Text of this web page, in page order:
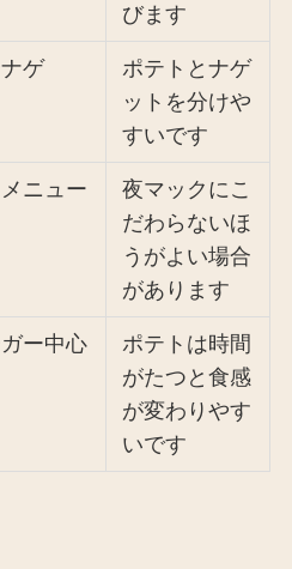
びます
ゲ
ポテトとナゲ
ットを分けや
すいです
ニュー
夜マックにこ
だわらないほ
うがよい場合
があります
ー中心
ポテトは時間
がたつと食感
が変わりやす
いです